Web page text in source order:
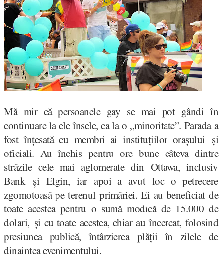
Mă mir că persoanele gay se mai pot gândi în
continuare la ele însele, ca la o „minoritate”. Parada a
fost înțesată cu membri ai instituțiilor orașului și
oficiali. Au închis pentru ore bune câteva dintre
străzile cele mai aglomerate din Ottawa, inclusiv
Bank și Elgin, iar apoi a avut loc o petrecere
zgomotoasă pe terenul primăriei. Ei au beneficiat de
toate acestea pentru o sumă modică de 15.000 de
dolari, și cu toate acestea, chiar au încercat, folosind
presiunea publică, întârzierea plății în zilele de
dinaintea evenimentului.